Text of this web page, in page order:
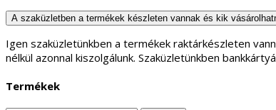
A szaküzletben a termékek készleten vannak és kik
Igen szaküzletünkben a termékek raktárkészleten
nélkül azonnal kiszolgálunk. Szaküzletünkben
Termékek